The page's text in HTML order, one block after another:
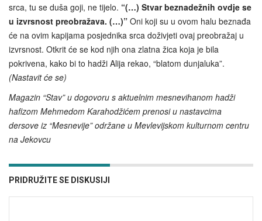
srca, tu se duša goji, ne tijelo. “(…) Stvar beznadežnih ovdje se
u izvrsnost preobražava. (…)” Oni koji su u ovom halu beznađa
će na ovim kapijama posjednika srca doživjeti ovaj preobražaj u
izvrsnost. Otkrit će se kod njih ona zlatna žica koja je bila
pokrivena, kako bi to hadži Alija rekao, “blatom dunjaluka”.
(Nastavit će se)
Magazin “Stav” u dogovoru s aktuelnim mesnevihanom hadži
hafizom Mehmedom Karahodžićem prenosi u nastavcima
dersove iz “Mesnevije” održane u Mevlevijskom kulturnom centru
na Jekovcu
PRIDRUŽITE SE DISKUSIJI